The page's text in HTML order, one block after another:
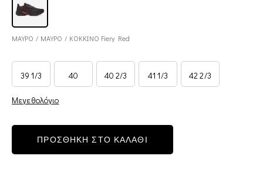
ΜΑΥΡΟ / ΜΑΥΡΟ / ΚΟΚΚΙΝΟ Fiery Red
39 1/3 40 40 2/3 41 1/3 42 2/3
Μεγεθολόγιο
ΠΡΟΣΘΗΚΗ ΣΤΟ ΚΑΛΑΘΙ